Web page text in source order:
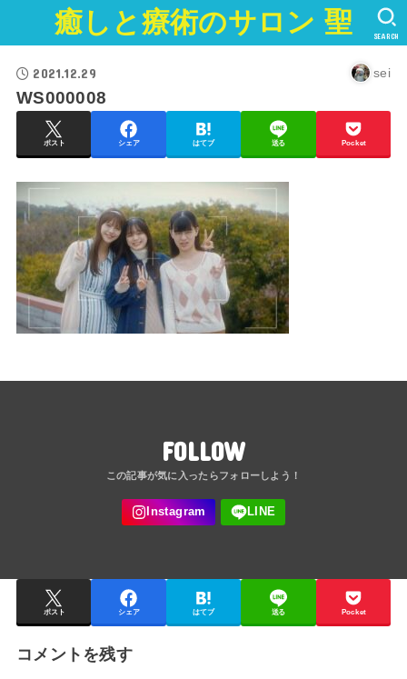
癒しと療術のサロン 聖 SEARCH
2021.12.29 sei
WS000008
ポスト シェア はてブ 送る Pocket
FOLLOW
ポスト シェア はてブ 送る Pocket
コメントを残す